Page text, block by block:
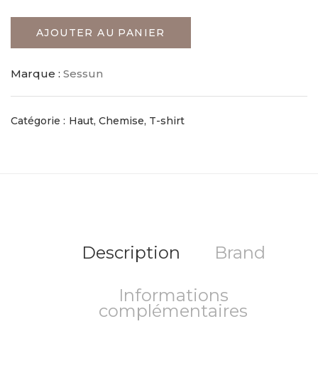
AJOUTER AU PANIER
Marque : Sessun
Catégorie : Haut, Chemise, T-shirt
Description Brand
Informations
complémentaires